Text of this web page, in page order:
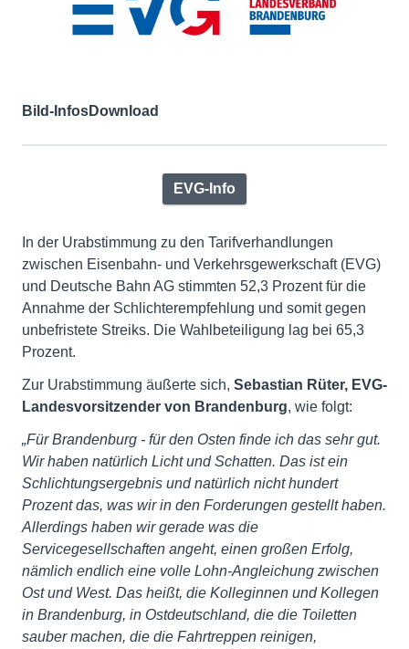
Bild-InfosDownload
EVG-Info
In der Urabstimmung zu den Tarifverhandlungen
zwischen Eisenbahn- und Verkehrsgewerkschaft (EVG)
und Deutsche Bahn AG stimmten 52,3 Prozent für die
Annahme der Schlichterempfehlung und somit gegen
unbefristete Streiks. Die Wahlbeteiligung lag bei 65,3
Prozent.
Zur Urabstimmung äußerte sich, Sebastian Rüter, EVG-
Landesvorsitzender von Brandenburg, wie folgt:
„Für Brandenburg - für den Osten finde ich das sehr gut.
Wir haben natürlich Licht und Schatten. Das ist ein
Schlichtungsergebnis und natürlich nicht hundert
Prozent das, was wir in den Forderungen gestellt haben.
Allerdings haben wir gerade was die
Servicegesellschaften angeht, einen großen Erfolg,
nämlich endlich eine volle Lohn-Angleichung zwischen
Ost und West. Das heißt, die Kolleginnen und Kollegen
in Brandenburg, in Ostdeutschland, die die Toiletten
sauber machen, die die Fahrtreppen reinigen,